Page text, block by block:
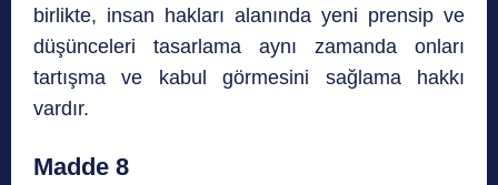
birlikte, insan hakları alanında yeni prensip ve
düşünceleri tasarlama aynı zamanda onları
tartışma ve kabul görmesini sağlama hakkı
vardır.
Madde 8